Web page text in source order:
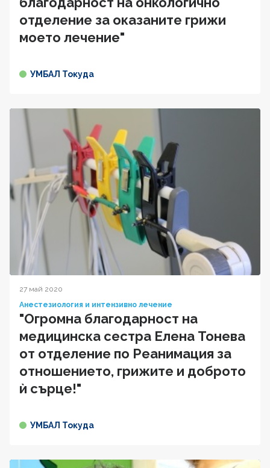
отделение за оказаните грижи
моето лечение"
УМБАЛ Токуда
27 май 2020
Анестезиология и интензивно лечение
"Огромна благодарност на
медицинска сестра Елена Тонева
от отделение по Реанимация за
отношението, грижите и доброто
ѝ сърце!"
УМБАЛ Токуда